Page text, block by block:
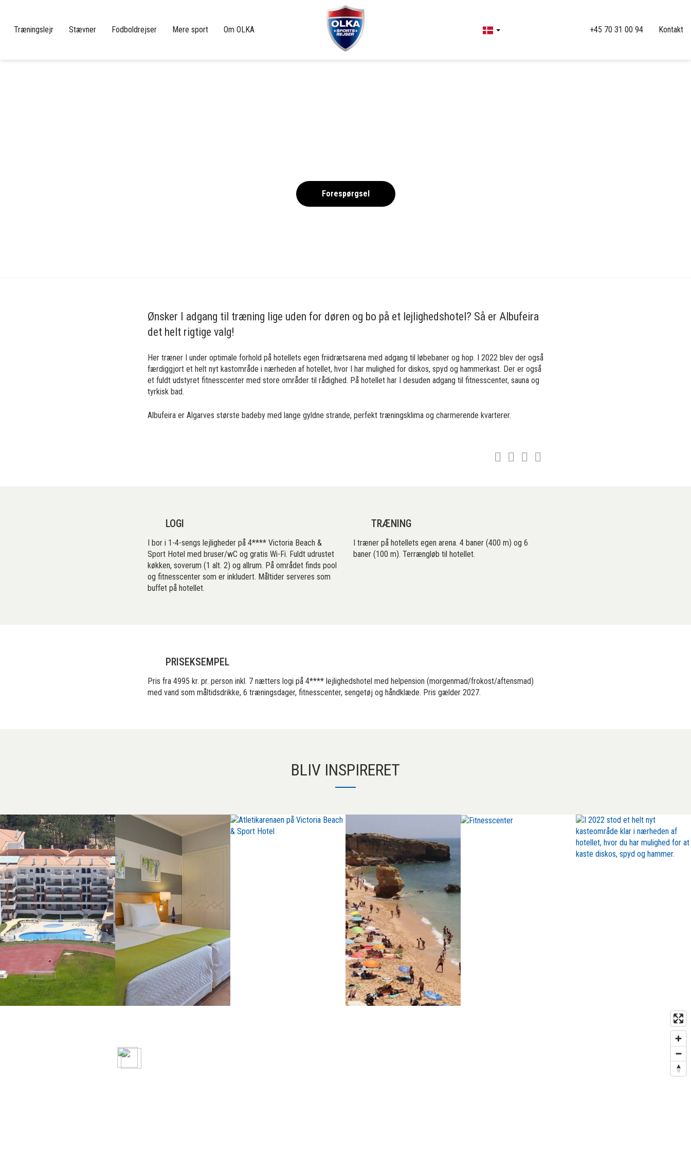
Træningslejr Stævner Fodboldrejser Mere sport Om OLKA +45 70 31 00 94 Kontakt
Forespørgsel
Ønsker I adgang til træning lige uden for døren og bo på et lejlighedshotel? Så er Albufeira
det helt rigtige valg!
Her træner I under optimale forhold på hotellets egen friidrætsarena med adgang til løbebaner og hop. I 2022 blev der også
færdiggjort et helt nyt kastområde i nærheden af hotellet, hvor I har mulighed for diskos, spyd og hammerkast. Der er også
et fuldt udstyret fitnesscenter med store områder til rådighed. På hotellet har I desuden adgang til fitnesscenter, sauna og
tyrkisk bad.
Albufeira er Algarves største badeby med lange gyldne strande, perfekt træningsklima og charmerende kvarterer.
LOGI
I bor i 1-4-sengs lejligheder på 4**** Victoria Beach &
Sport Hotel med bruser/wC og gratis Wi-Fi. Fuldt udrustet
køkken, soverum (1 alt. 2) og allrum. På området finds pool
og fitnesscenter som er inkludert. Måltider serveres som
buffet på hotellet.
TRÆNING
I træner på hotellets egen arena. 4 baner (400 m) og 6
baner (100 m). Terrængløb til hotellet.
PRISEKSEMPEL
Pris fra 4995 kr. pr. person inkl. 7 nætters logi på 4**** lejlighedshotel med helpension (morgenmad/frokost/aftensmad)
med vand som måltidsdrikke, 6 træningsdager, fitnesscenter, sengetøj og håndklæde. Pris gælder 2027.
BLIV INSPIRERET